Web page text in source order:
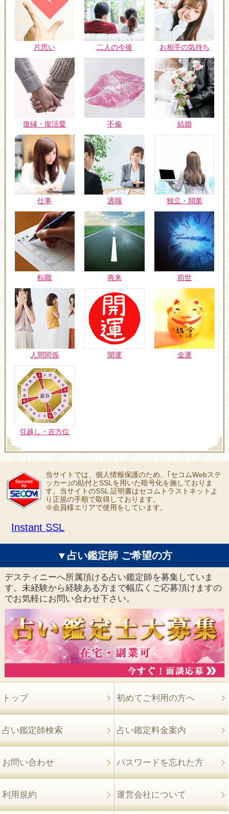
片思い 二人の今後 お相手の気持ち
復縁・復活愛 不倫 結婚
仕事 適職 独立・開業
転職 将来 前世
人間関係 開運 金運
引越し・吉方位
当サイトでは、個人情報保護のため、｢セコムWebステ
ッカー｣の貼付とSSLを用いた暗号化を施しておりま
す。当サイトのSSL 証明書はセコムトラストネットよ
り正規の手順で取得しております。
※会員様エリアで使用をしています。
Instant SSL
▼占い鑑定師 ご希望の方
デスティニーへ所属頂ける占い鑑定師を募集していま
す。未経験から経験ある方まで幅広くご応募頂けますの
でお気軽にお問い合わせ下さい。
トップ 初めてご利用の方へ
占い鑑定師検索 占い鑑定料金案内
お問い合わせ パスワードを忘れた方
利用規約 運営会社について